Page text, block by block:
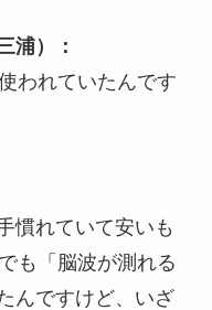
浦）：
われていたんです
慣れていて安いも
も「脳波が測れる
んですけど、いざ